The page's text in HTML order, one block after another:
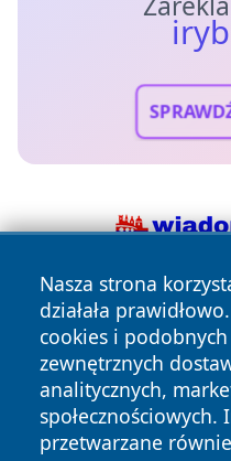
Nasza strona
działała
cookies i
zewnętrznych
analitycznych,
przetwarzane
Copyright © 2026